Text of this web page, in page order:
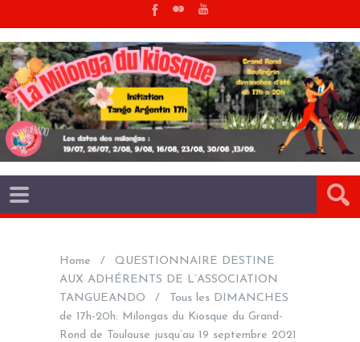
Home
QUESTIONNAIRE DESTINE
AUX ADHÉRENTS DE L’ASSOCIATION
TANGUEANDO
Tous les DIMANCHES
de 17h-20h: Milongas du Kiosque du Grand-
Rond de Toulouse jusqu’au 19 septembre 2021